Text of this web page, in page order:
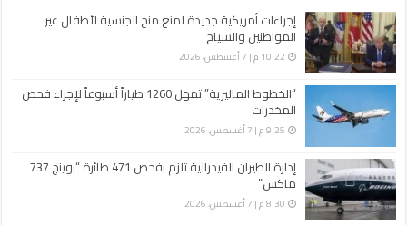
إجراءات أمريكية جديدة لمنع منح الجنسية لأطفال غير
المواطنين والسياح
10:22 م | 7 أغسطس، 2026
“الخطوط الماليزية” تمهل 1260 طياراً أسبوعاً لإجراء فحص
المخدرات
9:25 م | 7 أغسطس، 2026
إدارة الطيران الفيدرالية تلزم بفحص 471 طائرة “بوينج 737
ماكس”
8:30 م | 7 أغسطس، 2026